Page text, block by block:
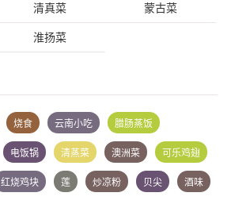
清真菜 蒙古菜
淮扬菜
烧食 云南小吃 腊肠蒸饭
电饭锅 清蒸菜 澳洲菜 可乐鸡翅
红烧鸡块 莲 炒凉粉 贝尖 酒味